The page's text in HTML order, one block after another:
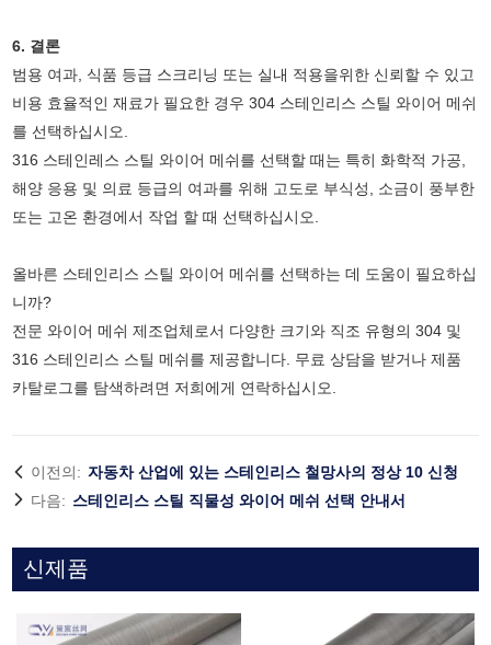
6. 결론
범용 여과, 식품 등급 스크리닝 또는 실내 적용을위한 신뢰할 수 있고
비용 효율적인 재료가 필요한 경우 304 스테인리스 스틸 와이어 메쉬
를 선택하십시오.
316 스테인레스 스틸 와이어 메쉬를 선택할 때는 특히 화학적 가공,
해양 응용 및 의료 등급의 여과를 위해 고도로 부식성, 소금이 풍부한
또는 고온 환경에서 작업 할 때 선택하십시오.
올바른 스테인리스 스틸 와이어 메쉬를 선택하는 데 도움이 필요하십
니까?
전문 와이어 메쉬 제조업체로서 다양한 크기와 직조 유형의 304 및
316 스테인리스 스틸 메쉬를 제공합니다. 무료 상담을 받거나 제품
카탈로그를 탐색하려면 저희에게 연락하십시오.
이전의: 자동차 산업에 있는 스테인리스 철망사의 정상 10 신청
다음: 스테인리스 스틸 직물성 와이어 메쉬 선택 안내서
신제품